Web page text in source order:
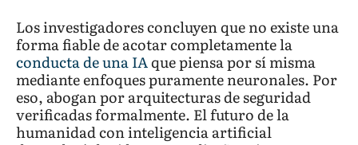
Los investigadores concluyen que no existe una
forma fiable de acotar completamente la
conducta de una IAque piensa por sí misma
mediante enfoques puramente neuronales. Por
eso, abogan por arquitecturas de seguridad
verificadas formalmente. El futuro de la
humanidad con inteligencia artificial